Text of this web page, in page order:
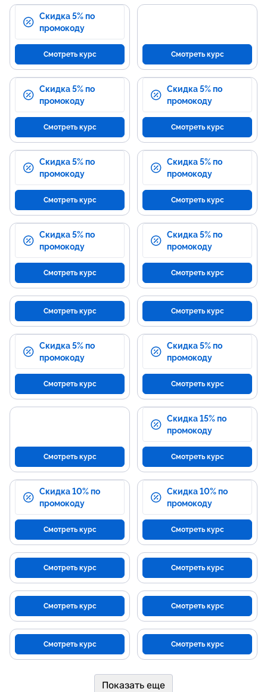
Скидка 5% по
промокоду
Смотреть курс Смотреть курс
Скидка 5% по
промокоду
Смотреть курс
Скидка 5% по
промокоду
Смотреть курс
Скидка 5% по
промокоду
Смотреть курс
Скидка 5% по
промокоду
Смотреть курс
Скидка 5% по
промокоду
Смотреть курс
Скидка 5% по
промокоду
Смотреть курс
Смотреть курс Смотреть курс
Скидка 5% по
промокоду
Смотреть курс
Скидка 5% по
промокоду
Смотреть курс
Смотреть курс
Скидка 15% по
промокоду
Смотреть курс
Скидка 10% по
промокоду
Смотреть курс
Скидка 10% по
промокоду
Смотреть курс
Смотреть курс Смотреть курс
Смотреть курс Смотреть курс
Смотреть курс Смотреть курс
Показать еще